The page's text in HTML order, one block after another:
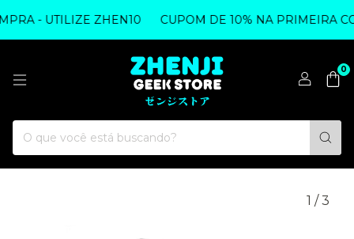
- UTILIZE ZHEN10 CUPOM DE 10% NA PRIMEIRA
0
1 / 3